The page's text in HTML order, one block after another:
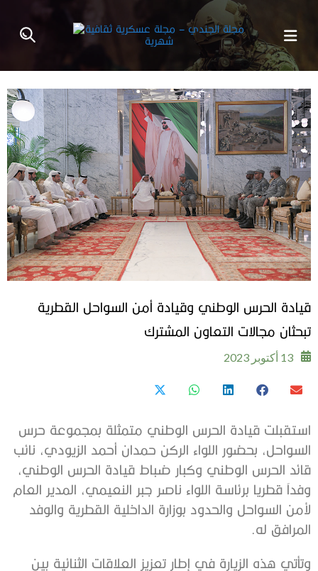
قيادة الحرس الوطني وقيادة أمن السواحل القطرية
تبحثان مجالات التعاون المشترك
13 أكتوبر 2023
استقبلت قيادة الحرس الوطني متمثلة بمجموعة حرس
السواحل، بحضور اللواء الركن حمدان أحمد الزيودي، نائب
قائد الحرس الوطني وكبار ضباط قيادة الحرس الوطني،
وفداَ قطريا برئاسة اللواء ناصر جبر النعيمي، المدير العام
لأمن السواحل والحدود بوزارة الداخلية القطرية والوفد
المرافق له.
وتأتي هذه الزيارة في إطار تعزيز العلاقات الثنائية بين